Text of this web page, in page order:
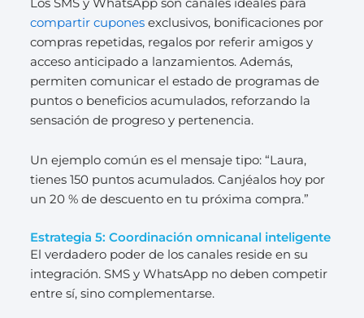
Los SMS y WhatsApp son canales ideales para
compartir cuponesexclusivos, bonificaciones por
compras repetidas, regalos por referir amigos y
acceso anticipado a lanzamientos. Además,
permiten comunicar el estado de programas de
puntos o beneficios acumulados, reforzando la
sensación de progreso y pertenencia.
Un ejemplo común es el mensaje tipo: “Laura,
tienes 150 puntos acumulados. Canjéalos hoy por
un 20 % de descuento en tu próxima compra.”
Estrategia 5: Coordinación omnicanal inteligente
El verdadero poder de los canales reside en su
integración. SMS y WhatsApp no deben competir
entre sí, sino complementarse.